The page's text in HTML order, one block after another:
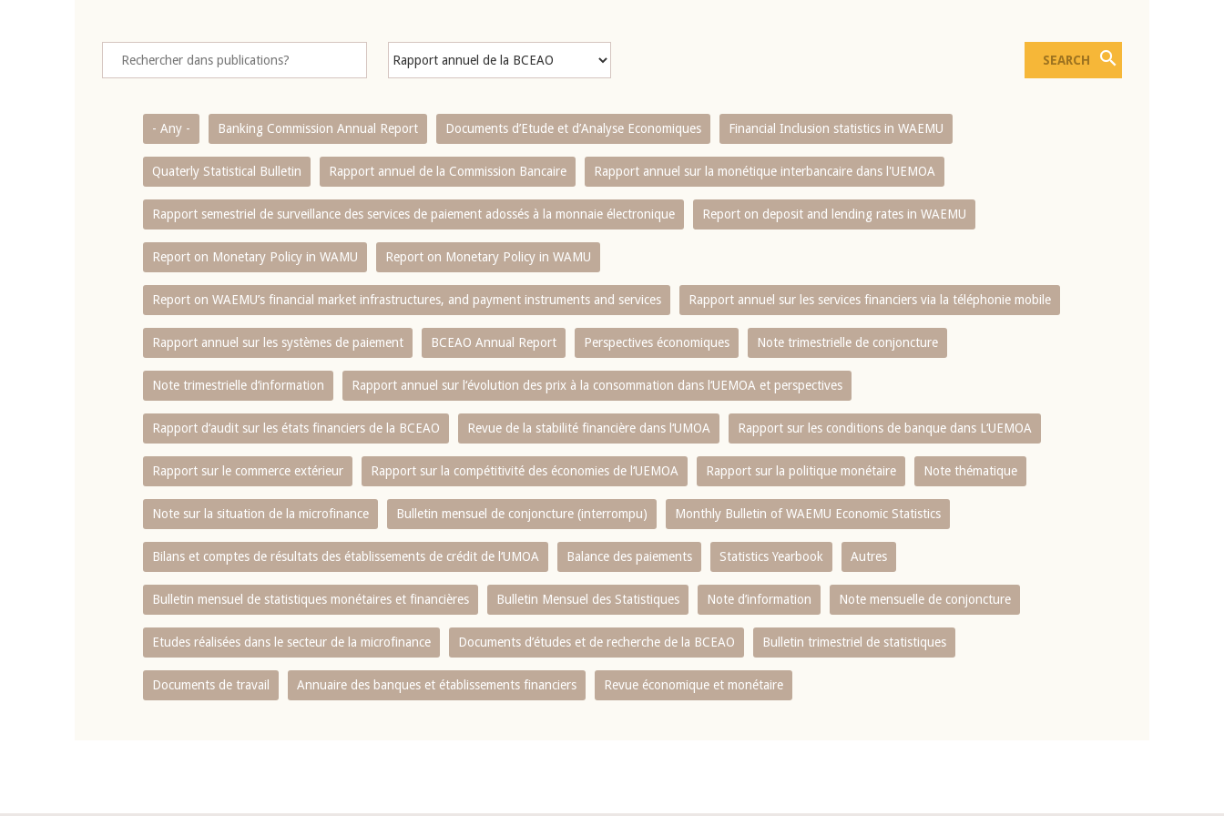
- Any - Banking Commission Annual Report Documents d’Etude et d’Analyse Economiques Financial Inclusion statistics in WAEMU
Quaterly Statistical Bulletin Rapport annuel de la Commission Bancaire Rapport annuel sur la monétique interbancaire dans l'UEMOA
Rapport semestriel de surveillance des services de paiement adossés à la monnaie électronique Report on deposit and lending rates in WAEMU
Report on Monetary Policy in WAMU Report on Monetary Policy in WAMU
Report on WAEMU’s financial market infrastructures, and payment instruments and services Rapport annuel sur les services financiers via la téléphonie mobile
Rapport annuel sur les systèmes de paiement BCEAO Annual Report Perspectives économiques Note trimestrielle de conjoncture
Note trimestrielle d‘information Rapport annuel sur l‘évolution des prix à la consommation dans l‘UEMOA et perspectives
Rapport d‘audit sur les états financiers de la BCEAO Revue de la stabilité financière dans l‘UMOA Rapport sur les conditions de banque dans L‘UEMOA
Rapport sur le commerce extérieur Rapport sur la compétitivité des économies de l‘UEMOA Rapport sur la politique monétaire Note thématique
Note sur la situation de la microfinance Bulletin mensuel de conjoncture (interrompu) Monthly Bulletin of WAEMU Economic Statistics
Bilans et comptes de résultats des établissements de crédit de l‘UMOA Balance des paiements Statistics Yearbook Autres
Bulletin mensuel de statistiques monétaires et financières Bulletin Mensuel des Statistiques Note d’information Note mensuelle de conjoncture
Etudes réalisées dans le secteur de la microfinance Documents d’études et de recherche de la BCEAO Bulletin trimestriel de statistiques
Documents de travail Annuaire des banques et établissements financiers Revue économique et monétaire